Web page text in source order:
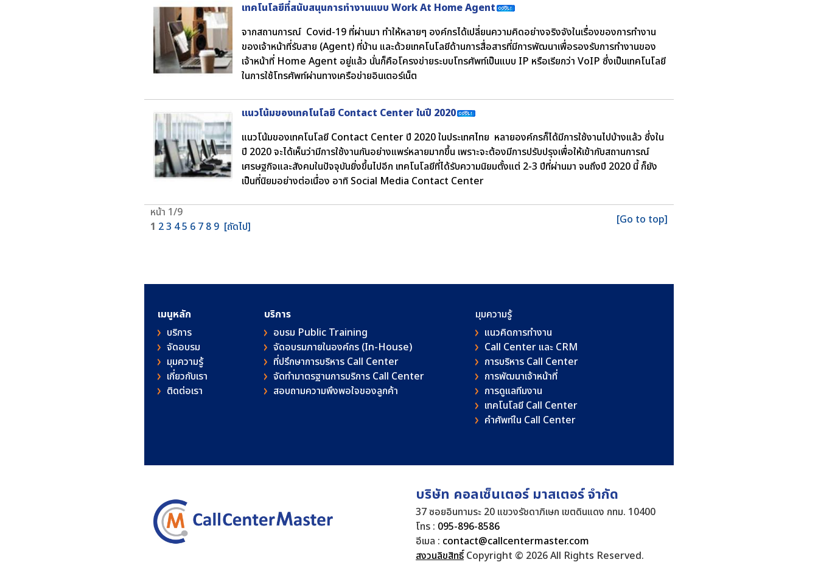
เทคโนโลยีที่สนับสนุนการทำงานแบบ Work At Home Agent
จากสถานการณ์ Covid-19 ที่ผ่านมา ทำให้หลายๆ องค์กรได้เปลี่ยนความคิดอย่างจริงจังในเรื่องของการทำงาน
ของเจ้าหน้าที่รับสาย (Agent) ที่บ้าน และด้วยเทคโนโลยีด้านการสื่อสารที่มีการพัฒนาเพื่อรองรับการทำงานของ
เจ้าหน้าที่ Home Agent อยู่แล้ว นั่นก็คือโครงข่ายระบบโทรศัพท์เป็นแบบ IP หรือเรียกว่า VoIP ซึ่งเป็นเทคโนโลยี
ในการใช้โทรศัพท์ผ่านทางเครือข่ายอินเตอร์เน็ต
แนวโน้มของเทคโนโลยี Contact Center ในปี 2020
แนวโน้มของเทคโนโลยี Contact Center ปี 2020 ในประเทศไทย หลายองค์กรก็ได้มีการใช้งานไปบ้างแล้ว ซึ่งใน
ปี 2020 จะได้เห็นว่ามีการใช้งานกันอย่างแพร่หลายมากขึ้น เพราะจะต้องมีการปรับปรุงเพื่อให้เข้ากับสถานการณ์
เศรษฐกิจและสังคมในปัจจุบันยิ่งขึ้นไปอีก เทคโนโลยีที่ได้รับความนิยมตั้งแต่ 2-3 ปีที่ผ่านมา จนถึงปี 2020 นี้ ก็ยัง
เป็นที่นิยมอย่างต่อเนื่อง อาทิ Social Media Contact Center
หน้า 1/9
1 23 45 6 7 8 9 [ถัดไป] [Go to top]
เมนูหลัก
บริการ
จัดอบรม
มุมความรู้
เกี่ยวกับเรา
ติดต่อเรา
บริการ
อบรม Public Training
จัดอบรมภายในองค์กร (In-House)
ที่ปรึกษาการบริหาร Call Center
จัดทำมาตรฐานการบริการ Call Center
สอบถามความพึงพอใจของลูกค้า
มุมความรู้
แนวคิดการทำงาน
Call Center และ CRM
การบริหาร Call Center
การพัฒนาเจ้าหน้าที่
การดูแลทีมงาน
เทคโนโลยี Call Center
คําศัพท์ใน Call Center
บริษัท คอลเซ็นเตอร์ มาสเตอร์ จำกัด
37 ซอยอินทามระ 20 แขวงรัชดาภิเษก เขตดินแดง กทม. 10400
โทร : 095-896-8586
อีเมล : contact@callcentermaster.com
สงวนลิขสิทธิ์Copyright © 2026 All Rights Reserved.